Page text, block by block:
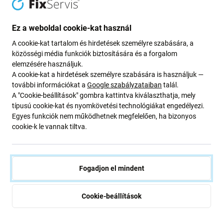
41mm), graphite
RENDELÉSRE RENDELÉSRE
Apple Watch (38, 40 és
41mm), pride
- Apple Watch (38, 40 és
41mm), fehér
2 000 Ft
Ez a weboldal cookie-kat használ
A cookie-kat tartalom és hirdetések személyre szabására, a
közösségi média funkciók biztosítására és a forgalom
elemzésére használjuk.
A cookie-kat a hirdetések személyre szabására is használjuk —
további információkat a Google szabályzataiban talál.
A "Cookie-beállítások" gombra kattintva kiválaszthatja, mely
típusú cookie-kat és nyomkövetési technológiákat engedélyezi.
Egyes funkciók nem működhetnek megfelelően, ha bizonyos
cookie-k le vannak tiltva.
Fogadjon el mindent
Cookie-beállítások